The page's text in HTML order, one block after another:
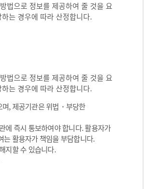
법으로 정보를 제공하여 줄 것을 요
는 경우에 따라 산정합니다.
법으로 정보를 제공하여 줄 것을 요
는 경우에 따라 산정합니다.
, 제공기관은 위법・부당한
에 즉시 통보하여야 합니다. 활용자가
활용자가 책임을 부담합니다.
지할 수 있습니다.